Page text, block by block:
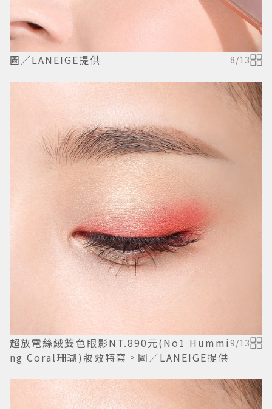
圖／LANEIGE提供 8/13
超放電絲絨雙色眼影NT.890元(No1 Hummi
ng Coral珊瑚)妝效特寫。圖／LANEIGE提供
9/13